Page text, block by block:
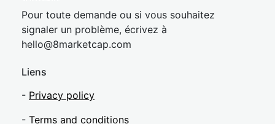
Pour toute demande ou si vous souhaitez
signaler un problème, écrivez à
hello@8marketcap.com
Liens
- Privacy policy
- Terms and conditions